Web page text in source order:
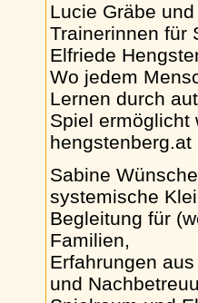
Lucie Gräbe
Trainerinnen für
Elfriede
Wo jedem
Lernen durch
Spiel ermöglicht
hengstenberg.at
Sabine
systemische
Begleitung für
Familien,
Erfahrungen
und